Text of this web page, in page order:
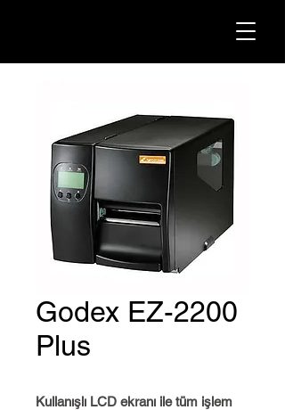
Godex EZ-2200
Plus
Kullanışlı LCD ekranı ile tüm işlem